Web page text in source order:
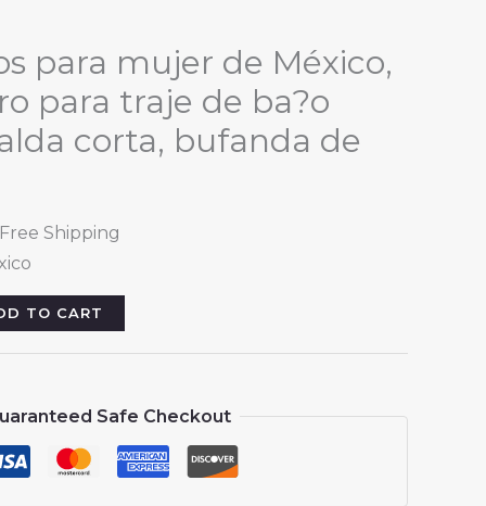
para mujer de México,
para traje de ba?o
corta, bufanda de
Shipping
TO CART
Safe Checkout